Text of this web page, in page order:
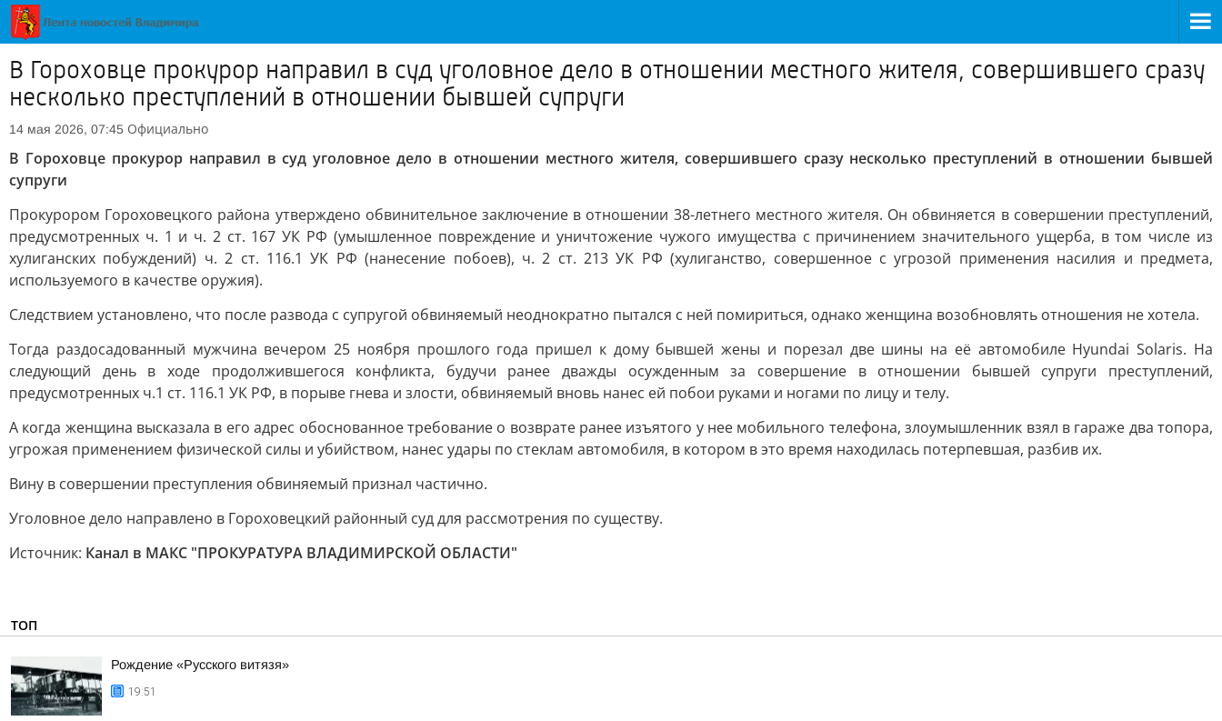
В Гороховце прокурор направил в суд уголовное дело в отношении местного жителя, совершившего сразу
несколько преступлений в отношении бывшей супруги
14 мая 2026, 07:45 Официально
В Гороховце прокурор направил в суд уголовное дело в отношении местного жителя, совершившего сразу несколько преступлений в отношении бывшей
супруги
Прокурором Гороховецкого района утверждено обвинительное заключение в отношении 38-летнего местного жителя. Он обвиняется в совершении преступлений,
предусмотренных ч. 1 и ч. 2 ст. 167 УК РФ (умышленное повреждение и уничтожение чужого имущества с причинением значительного ущерба, в том числе из
хулиганских побуждений) ч. 2 ст. 116.1 УК РФ (нанесение побоев), ч. 2 ст. 213 УК РФ (хулиганство, совершенное с угрозой применения насилия и предмета,
используемого в качестве оружия).
Следствием установлено, что после развода с супругой обвиняемый неоднократно пытался с ней помириться, однако женщина возобновлять отношения не хотела.
Тогда раздосадованный мужчина вечером 25 ноября прошлого года пришел к дому бывшей жены и порезал две шины на её автомобиле Hyundai Solaris. На
следующий день в ходе продолжившегося конфликта, будучи ранее дважды осужденным за совершение в отношении бывшей супруги преступлений,
предусмотренных ч.1 ст. 116.1 УК РФ, в порыве гнева и злости, обвиняемый вновь нанес ей побои руками и ногами по лицу и телу.
А когда женщина высказала в его адрес обоснованное требование о возврате ранее изъятого у нее мобильного телефона, злоумышленник взял в гараже два топора,
угрожая применением физической силы и убийством, нанес удары по стеклам автомобиля, в котором в это время находилась потерпевшая, разбив их.
Вину в совершении преступления обвиняемый признал частично.
Уголовное дело направлено в Гороховецкий районный суд для рассмотрения по существу.
Источник: Канал в МАКС "ПРОКУРАТУРА ВЛАДИМИРСКОЙ ОБЛАСТИ"
ТОП
Рождение «Русского витязя»
19:51